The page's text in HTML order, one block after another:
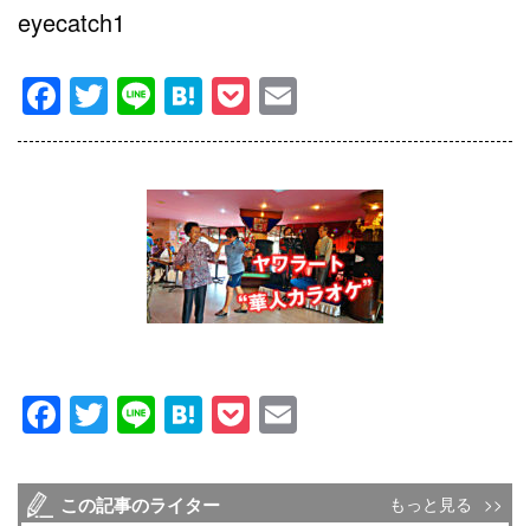
eyecatch1
Facebook
Twitter
LineHatenaPocket
Facebook
Twitter
LineHatenaPocket
この記事のライター もっと見る